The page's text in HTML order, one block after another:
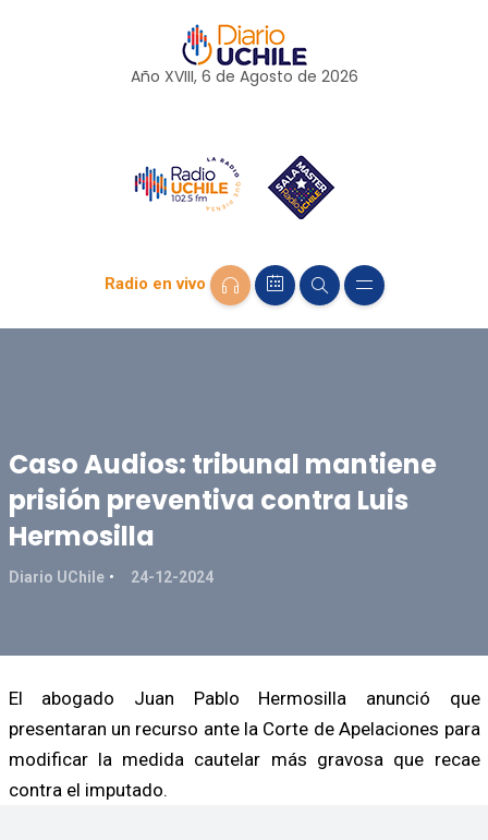
Año XVIII, 6 de Agosto de 2026
Radio en vivo
Caso Audios: tribunal mantiene
prisión preventiva contra Luis
Hermosilla
Diario UChile 24-12-2024
El abogado Juan Pablo Hermosilla anunció que
presentaran un recurso ante la Corte de Apelaciones para
modificar la medida cautelar más gravosa que recae
contra el imputado.